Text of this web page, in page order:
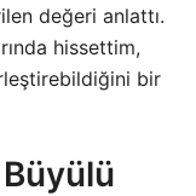
değeri anlattı.
hissettim,
bir